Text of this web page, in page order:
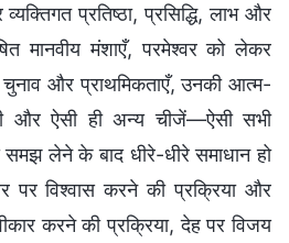
प्रतिष्ठा, प्रसिद्धि, लाभ और
मानवीय मंशाएँ, परमेश्वर को लेकर
और प्राथमिकताएँ, उनकी आत्म-
और ऐसी ही अन्य चीजें—ऐसी सभी
लेने के बाद धीरे-धीरे समाधान हो
पर विश्वास करने की प्रक्रिया और
करने की प्रक्रिया, देह पर विजय